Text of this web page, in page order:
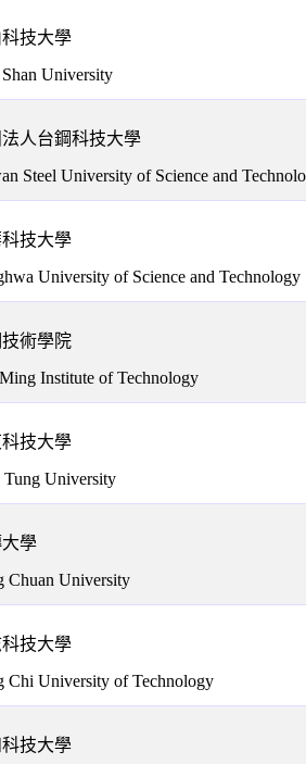
技大學
University
人台鋼科技大學
Steel University of Science and
技大學
University of Science and Technology
術學院
Institute of Technology
技大學
University
學
Chuan University
技大學
Chi University of Technology
技大學